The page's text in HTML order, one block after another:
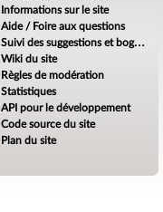
Informations sur le site
Aide / Foire aux questions
Suivi des suggestions et bogues
Wiki du site
Règles de modération
Statistiques
API pour le développement
Code source du site
Plan du site